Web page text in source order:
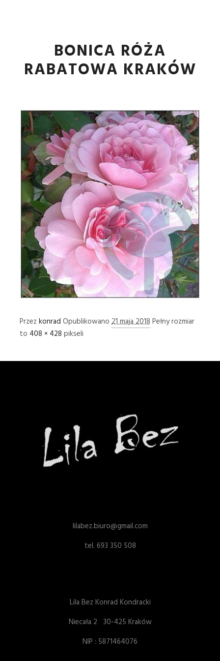
BONICA RÓŻA
RABATOWA KRAKÓW
Przez konrad Opublikowano 21 maja 2018 Pełny rozmiar
to 408 × 428 pikseli
lilabez.biuro@gmail.com
tel. 693 350 508
Lila Bez Konrad Kondracki
Niecała 2 30-425 Kraków
NIP : 5871464076